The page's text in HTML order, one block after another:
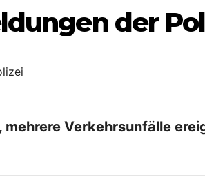
der
Verkehrsunfälle